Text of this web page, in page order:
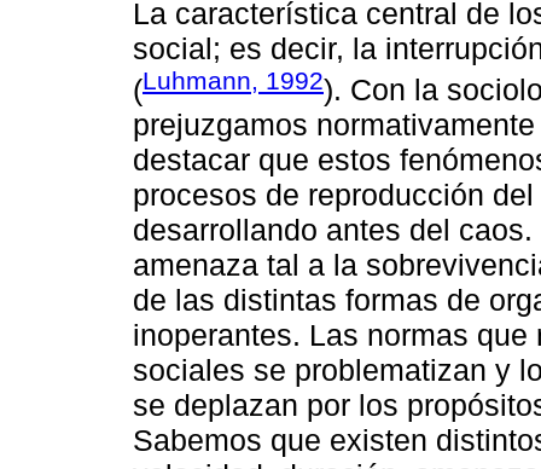
La característica central de
social; es decir, la
(Luhmann, 1992). Con la
prejuzgamos
destacar que estos
procesos de reproducción
desarrollando antes del
amenaza tal a la
de las distintas formas de
inoperantes. Las normas
sociales se problematizan y
se deplazan por los
Sabemos que existen